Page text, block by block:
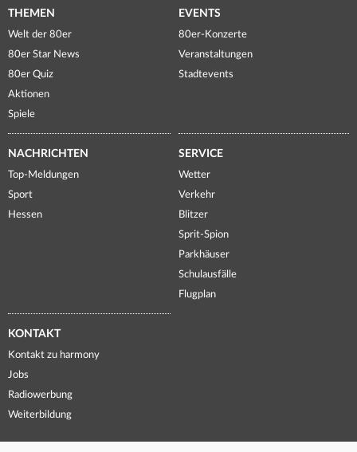
THEMEN
Welt der 80er
80er Star News
80er Quiz
Aktionen
Spiele
EVENTS
80er-Konzerte
Veranstaltungen
Stadtevents
NACHRICHTEN
Top-Meldungen
Sport
Hessen
SERVICE
Wetter
Verkehr
Blitzer
Sprit-Spion
Parkhäuser
Schulausfälle
Flugplan
KONTAKT
Kontakt zu harmony
Jobs
Radiowerbung
Weiterbildung